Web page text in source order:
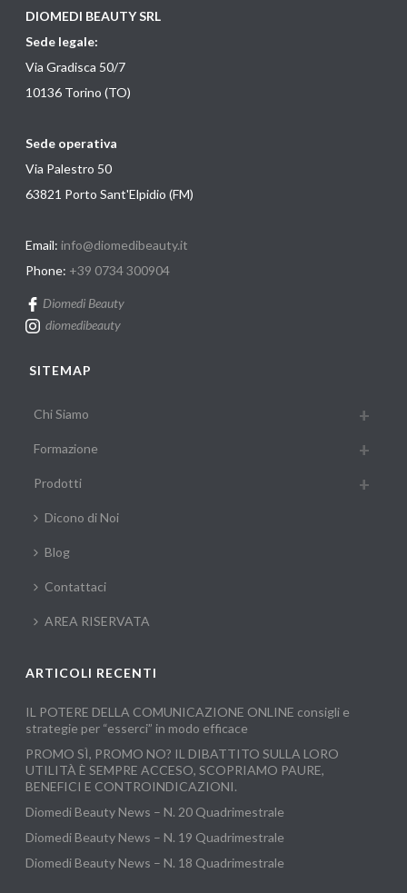
DIOMEDI BEAUTY SRL
Sede legale:
Via Gradisca 50/7
10136 Torino (TO)
Sede operativa
Via Palestro 50
63821 Porto Sant'Elpidio (FM)
Email: info@diomedibeauty.it
Phone: +39 0734 300904
Diomedi Beauty
diomedibeauty
SITEMAP
Chi Siamo
Formazione
Prodotti
Dicono di Noi
Blog
Contattaci
AREA RISERVATA
ARTICOLI RECENTI
IL POTERE DELLA COMUNICAZIONE ONLINE consigli e
strategie per “esserci” in modo efficace
PROMO SÌ, PROMO NO? IL DIBATTITO SULLA LORO
UTILITÀ È SEMPRE ACCESO, SCOPRIAMO PAURE,
BENEFICI E CONTROINDICAZIONI.
Diomedi Beauty News – N. 20 Quadrimestrale
Diomedi Beauty News – N. 19 Quadrimestrale
Diomedi Beauty News – N. 18 Quadrimestrale